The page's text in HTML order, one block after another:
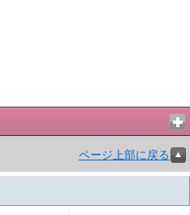
ページ上部に戻る